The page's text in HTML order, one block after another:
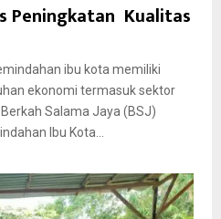
Peningkatan Kualitas
ibu kota memiliki
ekonomi termasuk sektor
Salama Jaya (BSJ)
Ibu Kota...